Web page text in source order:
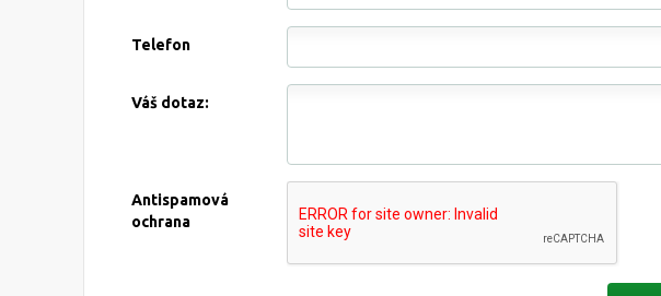
Telefon
Váš dotaz:
Antispamová
ochrana